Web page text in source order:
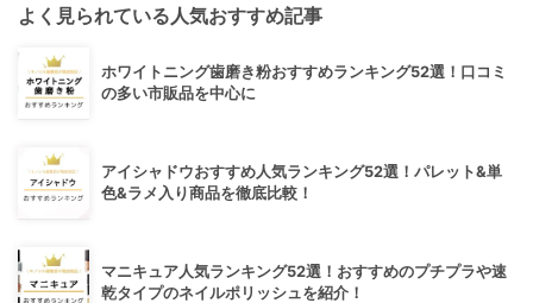
よく見られている人気おすすめ記事
ホワイトニング歯磨き粉おすすめランキング52選！口コミ
の多い市販品を中心に
アイシャドウおすすめ人気ランキング52選！パレット&単
色&ラメ入り商品を徹底比較！
マニキュア人気ランキング52選！おすすめのプチプラや速
乾タイプのネイルポリッシュを紹介！